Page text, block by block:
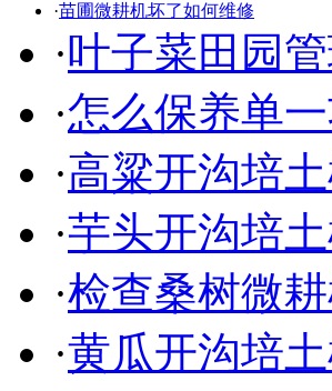
·苗圃微耕机坏了如何维修
·叶子菜田园
·怎么保养单
·高粱开沟培
·芋头开沟培
·检查桑树微
·黄瓜开沟培